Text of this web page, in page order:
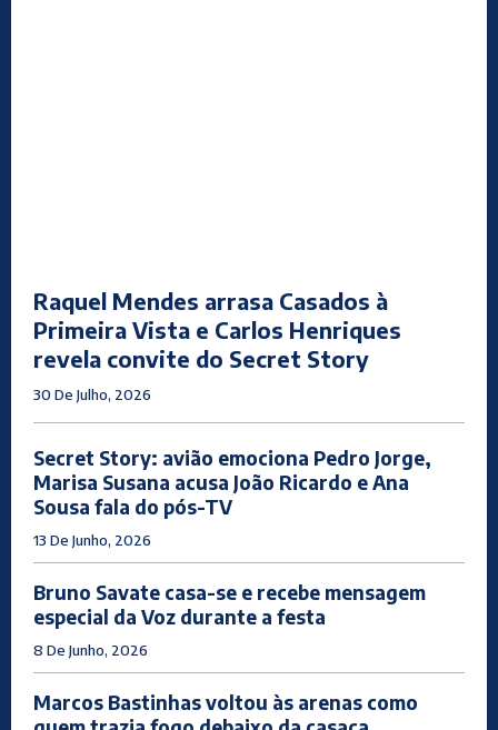
Raquel Mendes arrasa Casados à
Primeira Vista e Carlos Henriques
revela convite do Secret Story
30 De Julho, 2026
Secret Story: avião emociona Pedro Jorge,
Marisa Susana acusa João Ricardo e Ana
Sousa fala do pós-TV
13 De Junho, 2026
Bruno Savate casa-se e recebe mensagem
especial da Voz durante a festa
8 De Junho, 2026
Marcos Bastinhas voltou às arenas como